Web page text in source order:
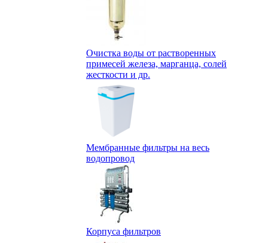
Очистка воды от растворенных
примесей железа, марганца, солей
жесткости и др.
Мембранные фильтры на весь
водопровод
Корпуса фильтров